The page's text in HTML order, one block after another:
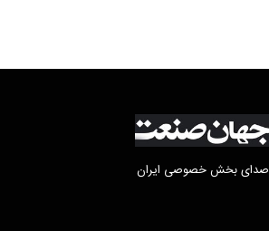
صدای بخش خصوصی ایران